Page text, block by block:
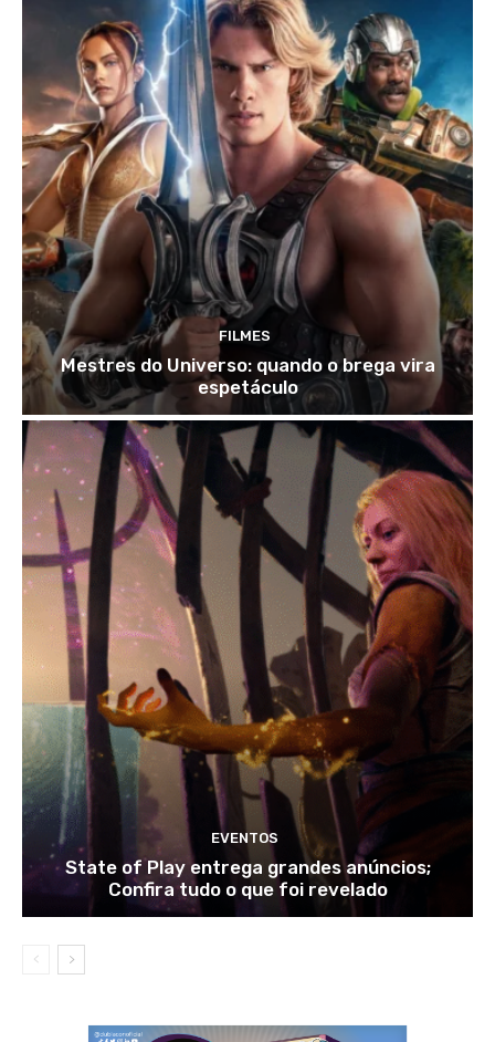
FILMES
Mestres do Universo: quando o brega vira
espetáculo
EVENTOS
State of Play entrega grandes anúncios;
Confira tudo o que foi revelado